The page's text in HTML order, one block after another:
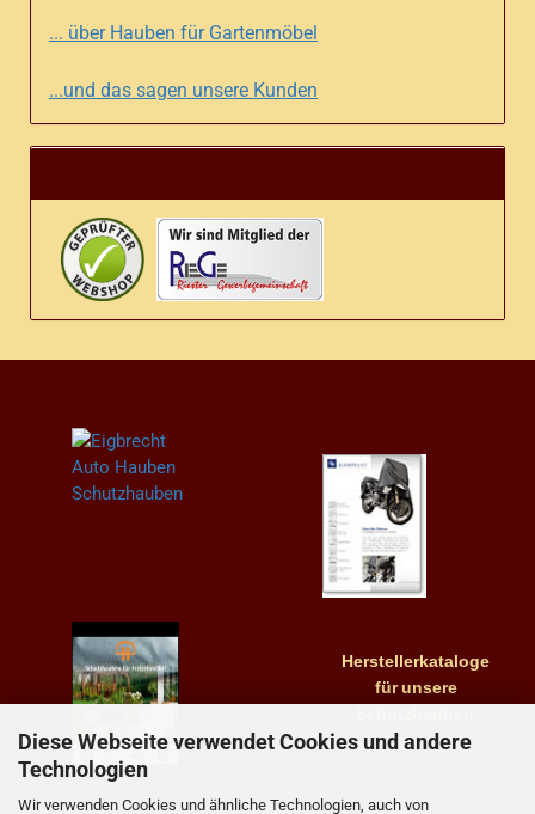
Diese Webseite verwendet Cookies und andere
Technologien
Wir verwenden Cookies und ähnliche Technologien, auch von
... über Hauben für Gartenmöbel
...und das sagen unsere Kunden
Herstellerkataloge
fürunsere